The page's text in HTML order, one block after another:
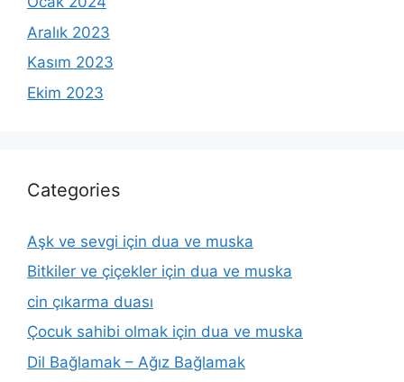
Aralık 2023
Kasım 2023
Ekim 2023
Categories
Aşk ve sevgi için dua ve muska
Bitkiler ve çiçekler için dua ve muska
cin çıkarma duası
Çocuk sahibi olmak için dua ve muska
Dil Bağlamak – Ağız Bağlamak